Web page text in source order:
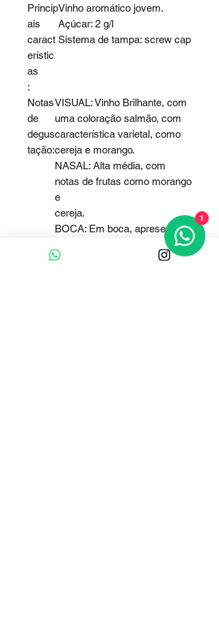
Princip
ais
caract
erístic
as
:
Vinho aromático jovem.
Açúcar: 2 g/l
Sistema de tampa: screw cap
Notas
de
degus
tação:
VISUAL: Vinho Brilhante, com
uma coloração salmão, com
característica varietal, como
cereja e morango.
NASAL: Alta média, com
notas de frutas como morango
e
cereja.
BOCA: Em boca, apresenta-
se agradável, equilibrado, e
com
1